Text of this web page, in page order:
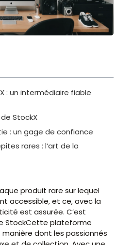
: un intermédiaire fiable
StockX
: un gage de confiance
rares : l’art de la
produit rare sur lequel
accessible, et ce, avec la
est assurée. C’est
StockCette plateforme
dont les passionnés